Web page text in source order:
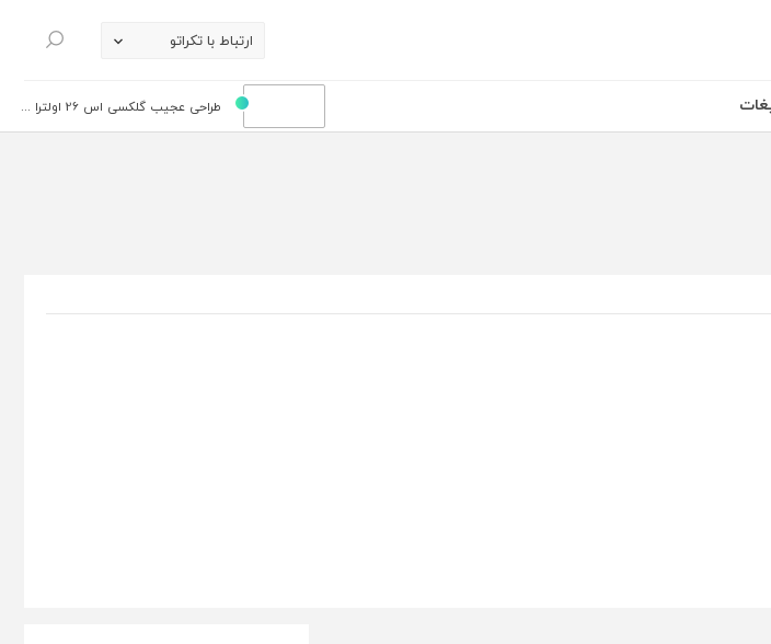
ارتباط با تکراتو
جستجو
طراحی عجیب گلکسی اس 26 اولترا ...